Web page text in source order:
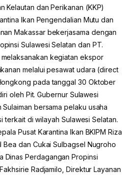
Kelautan dan Perikanan (KKP)
Ikan Pengendalian Mutu dan
Makassar bekerjasama dengan
Sulawesi Selatan dan PT.
kegiatan ekspor
melalui pesawat udara (direct
pada tanggal 30 Oktober
oleh Pit. Gubernur Sulawesi
Sulaiman bersama pelaku usaha
terkait di wilayah Sulawesi Selatan.
Pusat Karantina Ikan BKIPM Riza
Bea dan Cukai Sulbagsel Nugroho
Dinas Perdagangan Propinsi
Radjamilo, Direktur Layanan